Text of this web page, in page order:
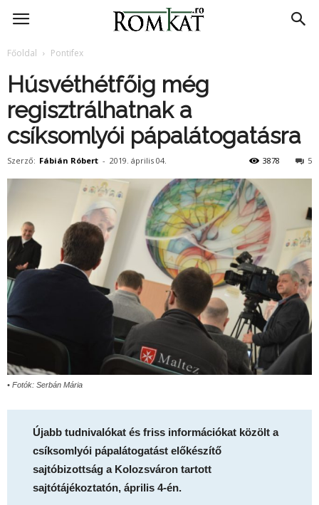
RomKat.ro
Főoldal Pontifex
Húsvéthétfőig még
regisztrálhatnak a
csíksomlyói pápalátogatásra
Szerző: Fábián Róbert - 2019. április 04. 5
3878
• Fotók: Serbán Mária
Újabb tudnivalókat és friss információkat közölt a
csíksomlyói pápalátogatást előkészítő
sajtóbizottság a Kolozsváron tartott
sajtótájékoztatón, április 4-én.